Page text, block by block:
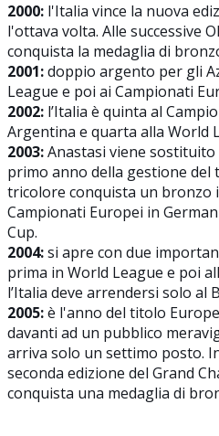
2000: l'Italia vince la nuova
l'ottava volta. Alle successive
conquista la medaglia di
2001:doppio argento per gli
League e poi ai Campionati
2002: l’Italia è quinta al
Argentina e quarta alla World
2003:Anastasi viene
primo anno della gestione del
tricolore conquista un bronzo
Campionati Europei in
Cup.
2004:si apre con due
prima in World League e poi
l’Italia deve arrendersi solo al
2005:è l'anno del titolo
davanti ad un pubblico
arriva solo un settimo posto. In
seconda edizione del Grand
conquista una medaglia di